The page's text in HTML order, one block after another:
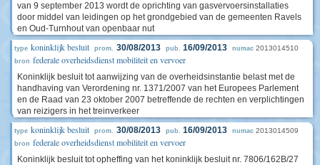
van 9 september 2013 wordt de oprichting van gasvervoersinstallaties
door middel van leidingen op het grondgebied van de gemeenten Ravels
en Oud-Turnhout van openbaar nut
type koninklijk besluit prom. 30/08/2013 pub. 16/09/2013 numac 2013014510
bron federale overheidsdienst mobiliteit en vervoer
Koninklijk besluit tot aanwijzing van de overheidsinstantie belast met de
handhaving van Verordening nr. 1371/2007 van het Europees Parlement
en de Raad van 23 oktober 2007 betreffende de rechten en verplichtingen
van reizigers in het treinverkeer
type koninklijk besluit prom. 30/08/2013 pub. 16/09/2013 numac 2013014509
bron federale overheidsdienst mobiliteit en vervoer
Koninklijk besluit tot opheffing van het koninklijk besluit nr. 7806/162B/27